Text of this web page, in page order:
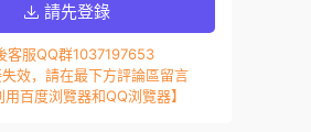
請先登錄
客服QQ群1037197653
效，請在最下方評論區留言
用百度浏覽器和QQ浏覽器】